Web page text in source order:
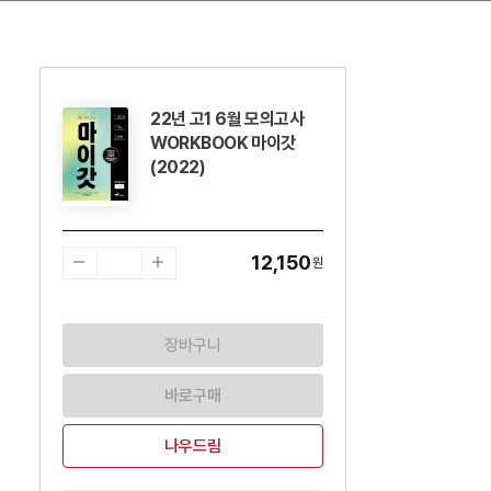
22년 고1 6월 모의고사
WORKBOOK 마이갓
(2022)
12,150원
장바구니
바로구매
나우드림